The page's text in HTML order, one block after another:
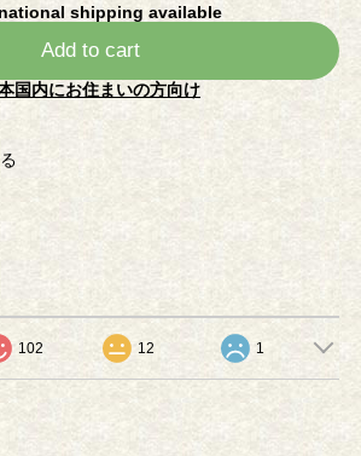
shipping available
Add to cart
国内にお住まいの方向け
102 12 1